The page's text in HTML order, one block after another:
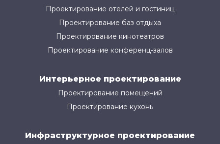
Проектирование отелей и гостиниц
Проектирование баз отдыха
Проектирование кинотеатров
Проектирование конференц-залов
Интерьерное проектирование
Проектирование помещений
Проектирование кухонь
Инфраструктурное проектирование